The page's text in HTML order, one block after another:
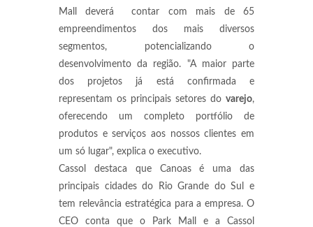
Mall deverá contar com mais de 65
empreendimentos dos mais diversos
segmentos, potencializando o
desenvolvimento da região. "A maior parte
dos projetos já está confirmada e
representam os principais setores do varejo,
oferecendo um completo portfólio de
produtos e serviços aos nossos clientes em
um só lugar", explica o executivo.
Cassol destaca que Canoas é uma das
principais cidades do Rio Grande do Sul e
tem relevância estratégica para a empresa. O
CEO conta que o Park Mall e a Cassol